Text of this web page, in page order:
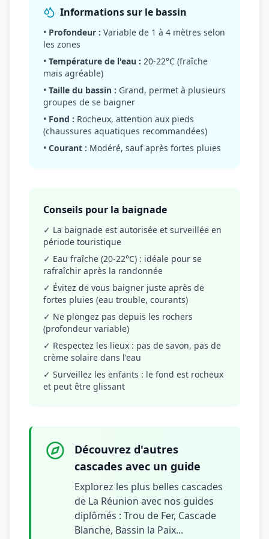
Informations sur le bassin
• Profondeur : Variable de 1 à 4 mètres selon
les zones
• Température de l'eau : 20-22°C (fraîche
mais agréable)
• Taille du bassin : Grand, permet à plusieurs
groupes de se baigner
• Fond : Rocheux, attention aux pieds
(chaussures aquatiques recommandées)
• Courant : Modéré, sauf après fortes pluies
Conseils pour la baignade
✓ La baignade est autorisée et surveillée en
période touristique
✓ Eau fraîche (20-22°C) : idéale pour se
rafraîchir après la randonnée
✓ Évitez de vous baigner juste après de
fortes pluies (eau trouble, courants)
✓ Ne plongez pas depuis les rochers
(profondeur variable)
✓ Respectez les lieux : pas de savon, pas de
crème solaire dans l'eau
✓ Surveillez les enfants : le fond est rocheux
et peut être glissant
Découvrez d'autres
cascades avec un guide
Explorez les plus belles cascades
de La Réunion avec nos guides
diplômés : Trou de Fer, Cascade
Blanche, Bassin la Paix...